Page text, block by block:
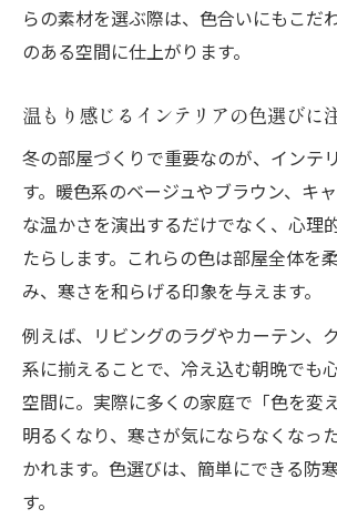
らの素材を選ぶ際は、色合いにもこだ
のある空間に仕上がります。
温もり感じるインテリアの色選びに
冬の部屋づくりで重要なのが、インテ
す。暖色系のベージュやブラウン、キ
な温かさを演出するだけでなく、心理
たらします。これらの色は部屋全体を
み、寒さを和らげる印象を与えます。
例えば、リビングのラグやカーテン、
系に揃えることで、冷え込む朝晩でも
空間に。実際に多くの家庭で「色を変
明るくなり、寒さが気にならなくなっ
かれます。色選びは、簡単にできる防
す。